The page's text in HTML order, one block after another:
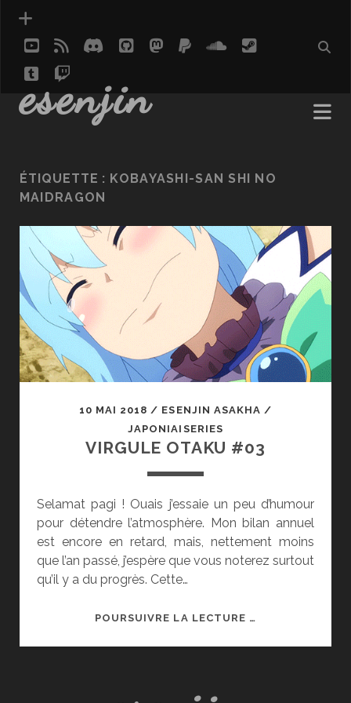
youtube
rss discord
githubmastodon
paypalsoundcloud
steam
tumblrtwitch
esenjin
ÉTIQUETTE : KOBAYASHI-SAN SHI NO
MAIDRAGON
10 MAI 2018 / ESENJIN ASAKHA /
JAPONIAISERIES
VIRGULE OTAKU #03
Selamat pagi ! Ouais j’essaie un peu d’humour
pour détendre l’atmosphère. Mon bilan annuel
est encore en retard, mais, nettement moins
que l’an passé, j’espère que vous noterez surtout
qu’il y a du progrès. Cette…
POURSUIVRE LA LECTURE …